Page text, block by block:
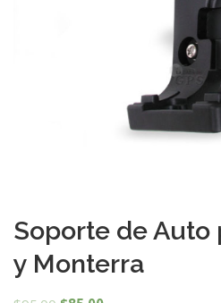
Soporte de Auto
y Monterra